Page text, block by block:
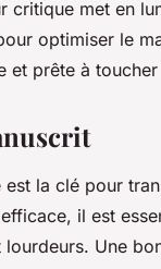
critique met en
optimiser le
prête à
la clé pour
il est
Une